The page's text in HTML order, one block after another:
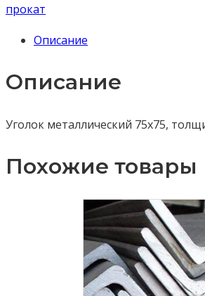
металлический
прокат
Описание
Описание
Уголок металлический 75х75,
Похожие товары